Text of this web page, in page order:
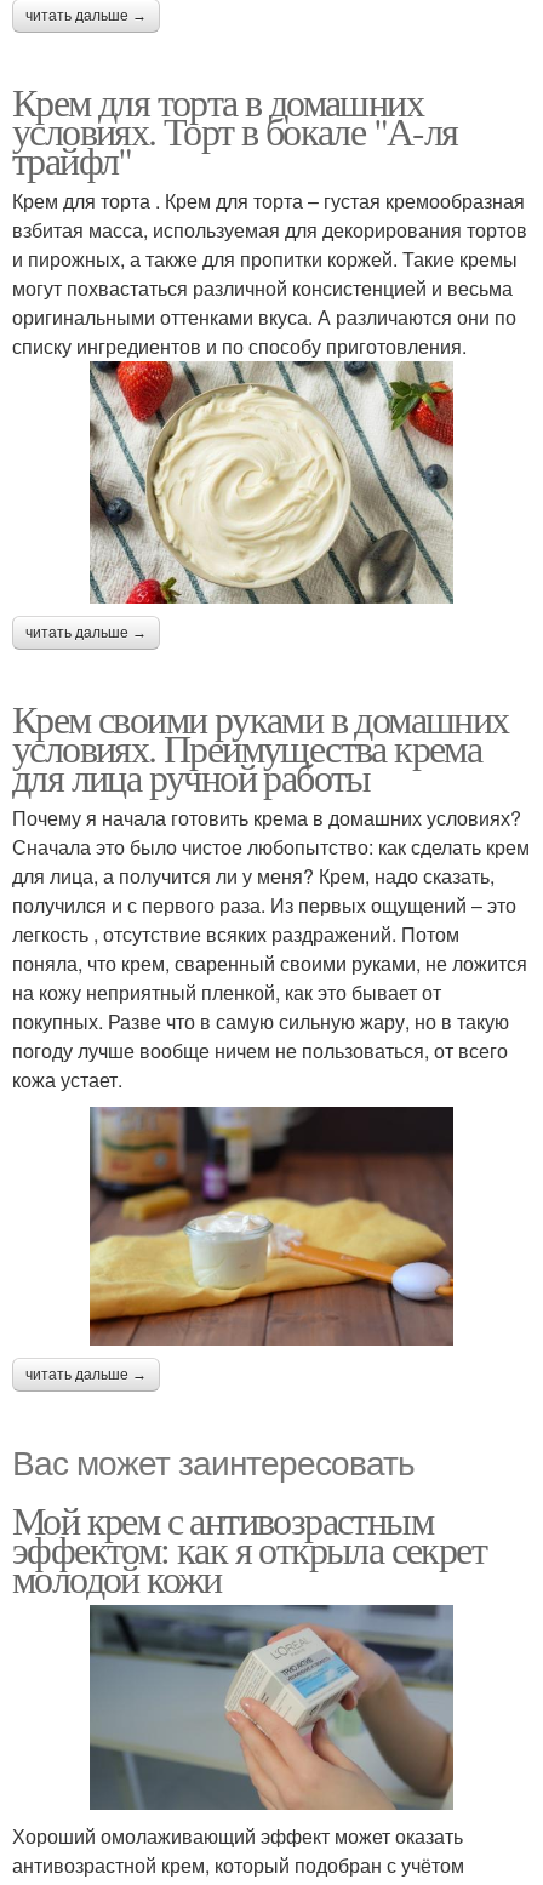
читать дальше →
Крем для торта в домашних
условиях. Торт в бокале "А-ля
трайфл"
Крем для торта . Крем для торта – густая кремообразная
взбитая масса, используемая для декорирования тортов
и пирожных, а также для пропитки коржей. Такие кремы
могут похвастаться различной консистенцией и весьма
оригинальными оттенками вкуса. А различаются они по
списку ингредиентов и по способу приготовления.
читать дальше →
Крем своими руками в домашних
условиях. Преимущества крема
для лица ручной работы
Почему я начала готовить крема в домашних условиях?
Сначала это было чистое любопытство: как сделать крем
для лица, а получится ли у меня? Крем, надо сказать,
получился и с первого раза. Из первых ощущений – это
легкость , отсутствие всяких раздражений. Потом
поняла, что крем, сваренный своими руками, не ложится
на кожу неприятный пленкой, как это бывает от
покупных. Разве что в самую сильную жару, но в такую
погоду лучше вообще ничем не пользоваться, от всего
кожа устает.
читать дальше →
Вас может заинтересовать
Мой крем с антивозрастным
эффектом: как я открыла секрет
молодой кожи
Хороший омолаживающий эффект может оказать
антивозрастной крем, который подобран с учётом